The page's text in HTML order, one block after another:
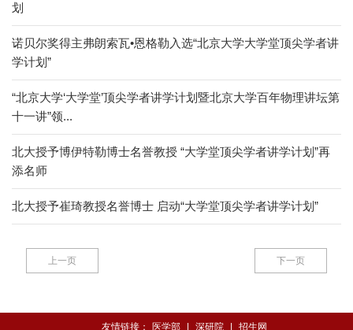
划
诺贝尔奖得主弗朗索瓦•恩格勒入选“北京大学大学堂顶尖学者讲
学计划”
“北京大学‘大学堂’顶尖学者讲学计划暨北京大学百年物理讲坛第
十一讲”领...
北大授予博伊特勒博士名誉教授 “大学堂顶尖学者讲学计划”再
添名师
北大授予崔琦教授名誉博士 启动“大学堂顶尖学者讲学计划”
上一页 下一页
友情链接： 医学部 深研院 招生网